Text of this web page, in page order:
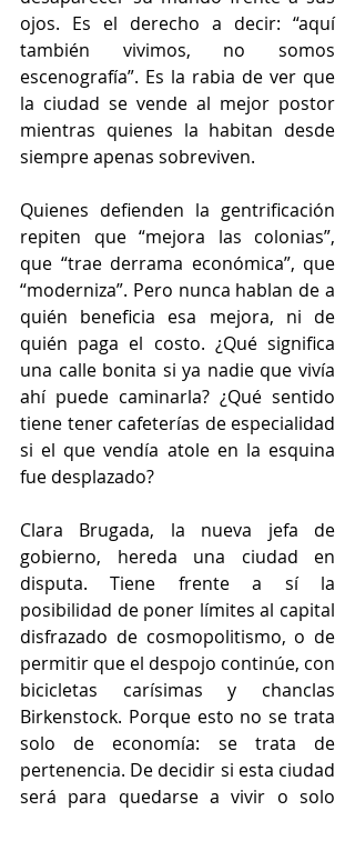
ojos. Es el derecho a decir: “aquí
también vivimos, no somos
escenografía”. Es la rabia de ver que
la ciudad se vende al mejor postor
mientras quienes la habitan desde
siempre apenas sobreviven.
Quienes defienden la gentrificación
repiten que “mejora las colonias”,
que “trae derrama económica”, que
“moderniza”. Pero nunca hablan de a
quién beneficia esa mejora, ni de
quién paga el costo. ¿Qué significa
una calle bonita si ya nadie que vivía
ahí puede caminarla? ¿Qué sentido
tiene tener cafeterías de especialidad
si el que vendía atole en la esquina
fue desplazado?
Clara Brugada, la nueva jefa de
gobierno, hereda una ciudad en
disputa. Tiene frente a sí la
posibilidad de poner límites al capital
disfrazado de cosmopolitismo, o de
permitir que el despojo continúe, con
bicicletas carísimas y chanclas
Birkenstock. Porque esto no se trata
solo de economía: se trata de
pertenencia. De decidir si esta ciudad
será para quedarse a vivir o solo